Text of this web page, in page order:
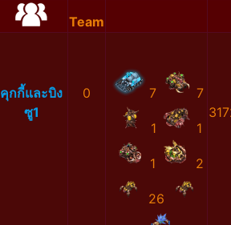
Team
คุกกี้และบิง
ซู1
0 7 7
1 1
1 2
26